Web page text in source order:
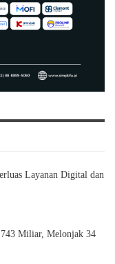
Layanan Digital dan
Miliar, Melonjak 34